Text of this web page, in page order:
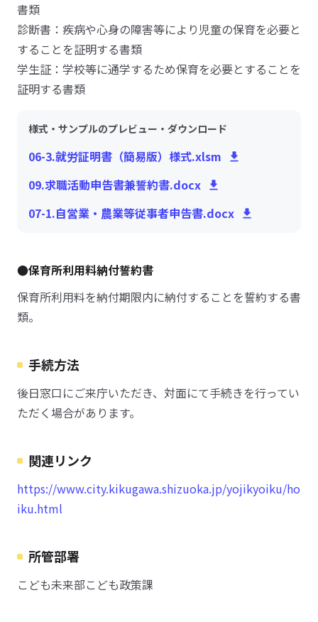
書類
診断書：疾病や心身の障害等により児童の保育を必要と
することを証明する書類
学生証：学校等に通学するため保育を必要とすることを
証明する書類
様式・サンプルのプレビュー・ダウンロード
06-3.就労証明書（簡易版）様式.xlsm
09.求職活動申告書兼誓約書.docx
07-1.自営業・農業等従事者申告書.docx
●保育所利用料納付誓約書
保育所利用料を納付期限内に納付することを誓約する書
類。
手続方法
後日窓口にご来庁いただき、対面にて手続きを行ってい
ただく場合があります。
関連リンク
https://www.city.kikugawa.shizuoka.jp/yojikyoiku/ho
iku.html
所管部署
こども未来部こども政策課